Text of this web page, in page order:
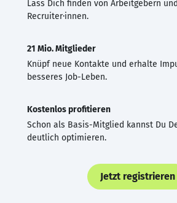
Lass Dich finden von Arbeitgebern
Recruiter·innen.
21 Mio. Mitglieder
Knüpf neue Kontakte und erhalte
besseres Job-Leben.
Kostenlos profitieren
Schon als Basis-Mitglied kannst Du
deutlich optimieren.
Jetzt registrieren